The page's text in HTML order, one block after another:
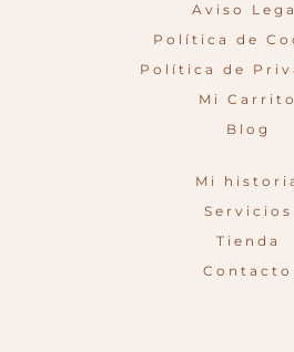
Aviso
Política de
Política de
Mi Carrito
Blog
Mi
Servicios
Tienda
Contacto